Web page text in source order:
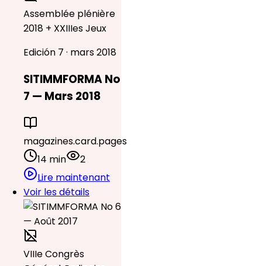
Assemblée plénière
2018 + XXIIIes Jeux
Edición 7 · mars 2018
SITIMMFORMA No
7 — Mars 2018
magazines.card.pages
14 min
2
Lire maintenant
Voir les détails
VIIIe Congrès